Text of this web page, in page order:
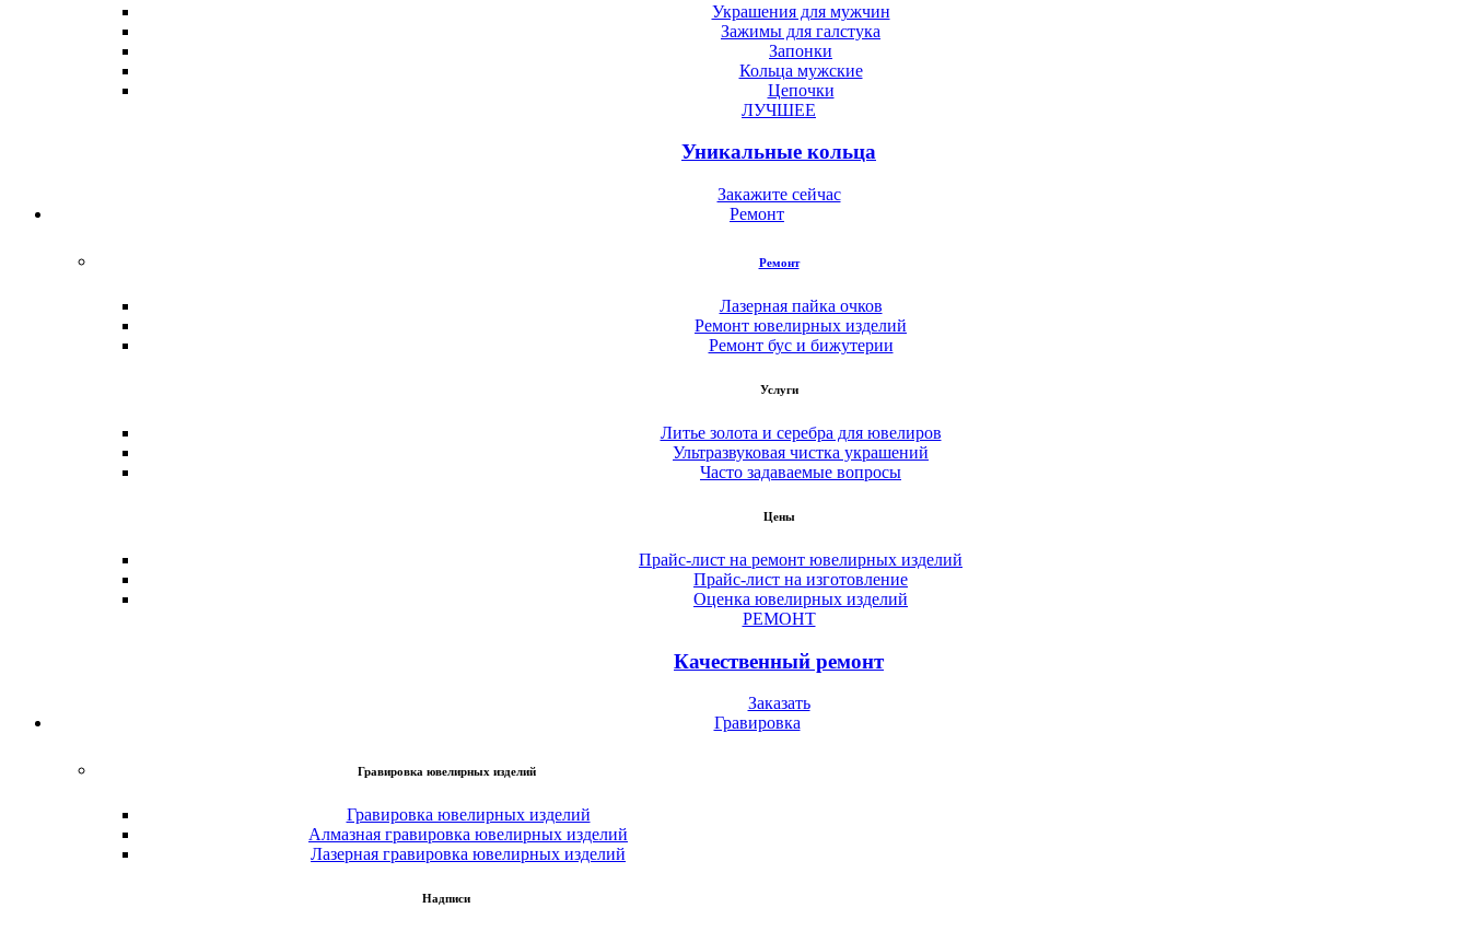
Украшения для мужчин
Зажимы для галстука
Запонки
Кольца мужские
Цепочки
ЛУЧШЕЕ
Уникальные кольца
Закажите сейчас
Ремонт
Ремонт
Лазерная пайка очков
Ремонт ювелирных изделий
Ремонт бус и бижутерии
Услуги
Литье золота и серебра для ювелиров
Ультразвуковая чистка украшений
Часто задаваемые вопросы
Цены
Прайс-лист на ремонт ювелирных изделий
Прайс-лист на изготовление
Оценка ювелирных изделий
РЕМОНТ
Качественный ремонт
Заказать
Гравировка
Гравировка ювелирных изделий
Гравировка ювелирных изделий
Алмазная гравировка ювелирных изделий
Лазерная гравировка ювелирных изделий
Надписи